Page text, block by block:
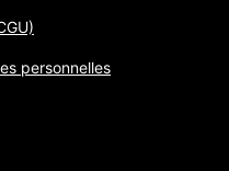
personnelles